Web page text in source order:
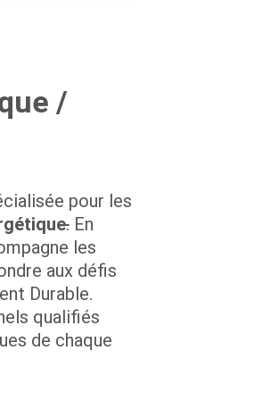
/
pour les
.En
les
aux défis
Durable.
qualifiés
de chaque